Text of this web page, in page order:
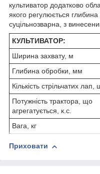
культиватор додатково
якого регулюється
суцільнозварна, з
КУЛЬТИВАТОР:
Ширина захвату, м
Глибина обробки, мм
Кількість стрільчатих лап,
Потужність трактора, що
агрегатується, к.с.
Вага, кг
Приховати